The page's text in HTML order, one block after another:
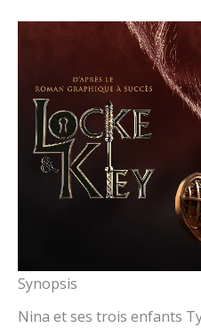
Synopsis
Nina et ses trois enfants